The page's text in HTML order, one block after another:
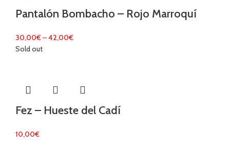
Pantalón Bombacho – Rojo Marroquí
30,00€–42,00€
Sold out
Fez – Hueste del Cadí
10,00€